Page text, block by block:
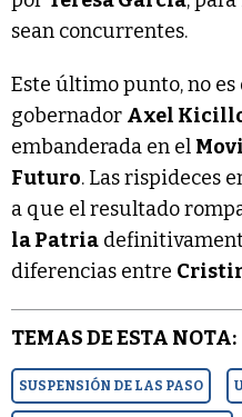
sean concurrentes.
Este último punto, no es
gobernador Axel
embanderada en el
Futuro. Las rispideces
a que el resultado
la Patria
diferencias entre
TEMAS DE ESTA NOTA:
SUSPENSIÓN DE LAS PASO